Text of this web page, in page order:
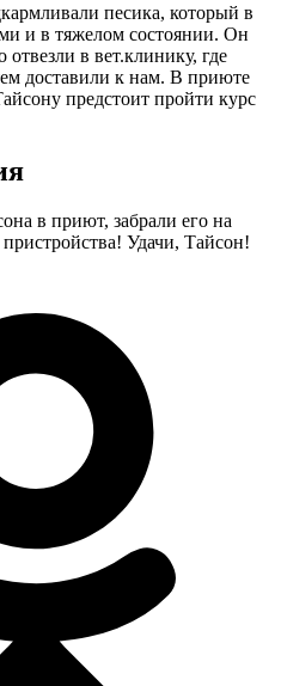
песика, который в
и в тяжелом состоянии. Он
в вет.клинику, где
доставили к нам. В приюте
предстоит пройти курс
в приют, забрали его на
Удачи, Тайсон!